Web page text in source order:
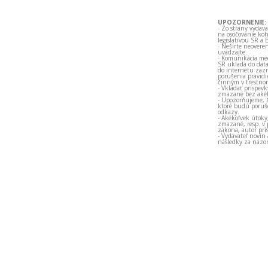
UPOZORNENIE:
- Zo strany
na osočovanie
legislatívou SR a
- Nešírte
uvádzajte.
- Komunikácia
SR ukladá do
do internetu
porušenia
činným v
- Vkladať
zmazané bez
- Upozorňujeme,
ktoré budú
odkazy.
- Akékoľvek
zmazané, resp.
zákona, autor
- Vydavateľ novín
následky za